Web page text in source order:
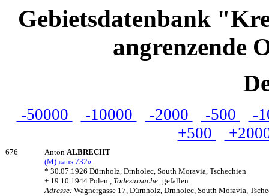
Gebietsdatenbank
angrenzende
-50000 -10000 -2000 -500
-
+500
676 Anton ALBRECHT
(M) «aus 732»
* 30.07.1926 Dürnholz, Drnholec, South Moravia, Tschechien
+ 19.10.1944 Polen , Todesursache: gefallen
Adresse: Wagnergasse 17, Dürnholz, Drnholec, South Moravia,